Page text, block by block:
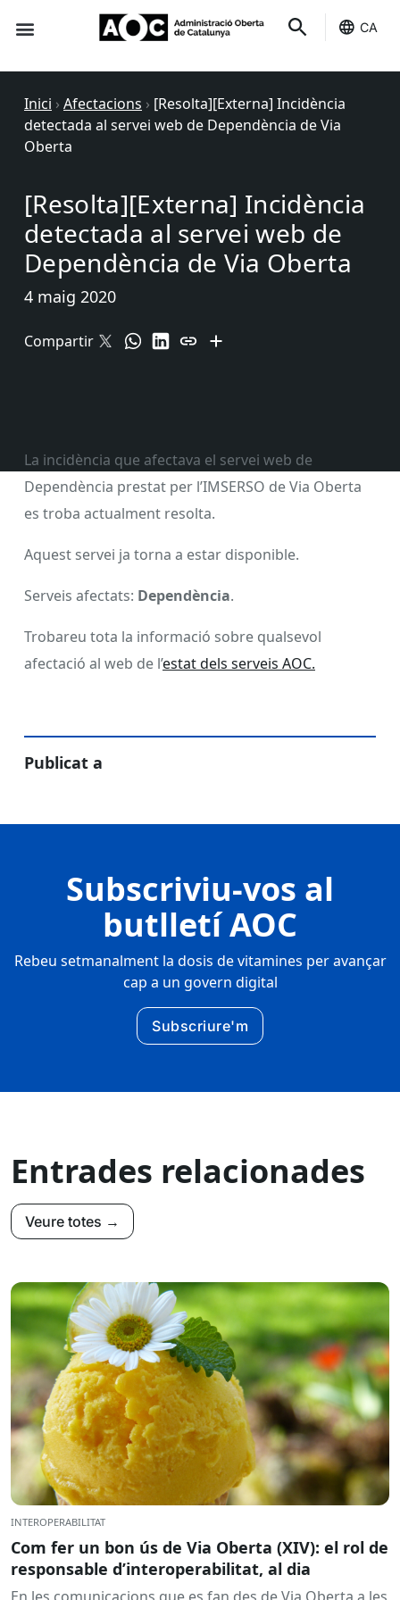
CA
Inici › Afectacions › [Resolta][Externa] Incidència
detectada al servei web de Dependència de Via
Oberta
[Resolta][Externa] Incidència
detectada al servei web de
Dependència de Via Oberta
4 maig 2020
Compartir
La incidència que afectava el servei web de
Dependència prestat per l’IMSERSO de Via Oberta
es troba actualment resolta.
Aquest servei ja torna a estar disponible.
Serveis afectats: Dependència.
Trobareu tota la informació sobre qualsevol
afectació al web de l’estat dels serveis AOC.
Publicat a
Subscriviu-vos al
butlletí AOC
Rebeu setmanalment la dosis de vitamines per avançar
cap a un govern digital
Subscriure'm
Entrades relacionades
Veure totes →
INTEROPERABILITAT
Com fer un bon ús de Via Oberta (XIV): el rol de
responsable d’interoperabilitat, al dia